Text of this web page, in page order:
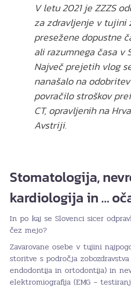
V letu 2021 je ZZZS
za zdravljenje v tujini
presežene dopustne
ali razumnega časa v
Največ prejetih vlog
nanašalo na
povračilo stroškov
CT, opravljenih na
Avstriji.
Stomatologija,
kardiologija in …
In po kaj se Slovenci sicer
čez mejo?
Zavarovane osebe v tujini
storitve s področja
endodontija in ortodontija) in
elektromiografija (EMG –